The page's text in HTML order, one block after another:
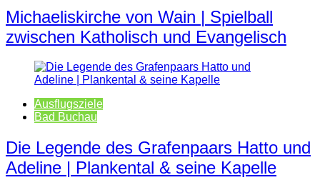
Michaeliskirche von Wain | Spielball
zwischen Katholisch und Evangelisch
Ausflugsziele
Bad Buchau
Die Legende des Grafenpaars Hatto und
Adeline | Plankental & seine Kapelle